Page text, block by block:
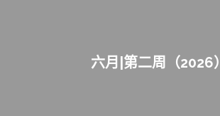
六月|第二周（2026）